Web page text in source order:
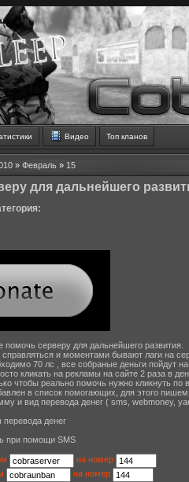
Видео Топ кланов
» Февраль » 15
для дальнейшего
серверу для дальнейшего развития.
и моментами бывают лаги на
70 лс , все собраные деньги пойдут на
кликать на рекламы на сайте 2 раза в
чтобы реально помочь нужно кликнуть
в список помогающих, для этого
и вид перевода денег ( sms, webmoney,
денег
при помощи SMS
на номер
на номер